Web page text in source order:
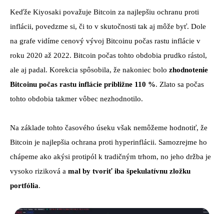
Keďže Kiyosaki považuje Bitcoin za najlepšiu ochranu proti
inflácii, povedzme si, či to v skutočnosti tak aj môže byť. Dole
na grafe vidíme cenový vývoj Bitcoinu počas rastu inflácie v
roku 2020 až 2022. Bitcoin počas tohto obdobia prudko rástol,
ale aj padal. Korekcia spôsobila, že nakoniec bolo zhodnotenie
Bitcoinu počas rastu inflácie približne 110 %. Zlato sa počas
tohto obdobia takmer vôbec nezhodnotilo.
Na základe tohto časového úseku však nemôžeme hodnotiť, že
Bitcoin je najlepšia ochrana proti hyperinflácii. Samozrejme ho
chápeme ako akýsi protipól k tradičným trhom, no jeho držba je
vysoko riziková a mal by tvoriť iba špekulatívnu zložku
portfólia.